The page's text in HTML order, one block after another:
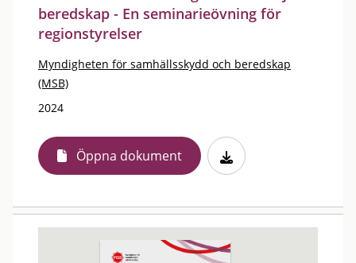
beredskap - En seminarieövning för
regionstyrelser
Myndigheten för samhällsskydd och beredskap
(MSB)
2024
Öppna dokument